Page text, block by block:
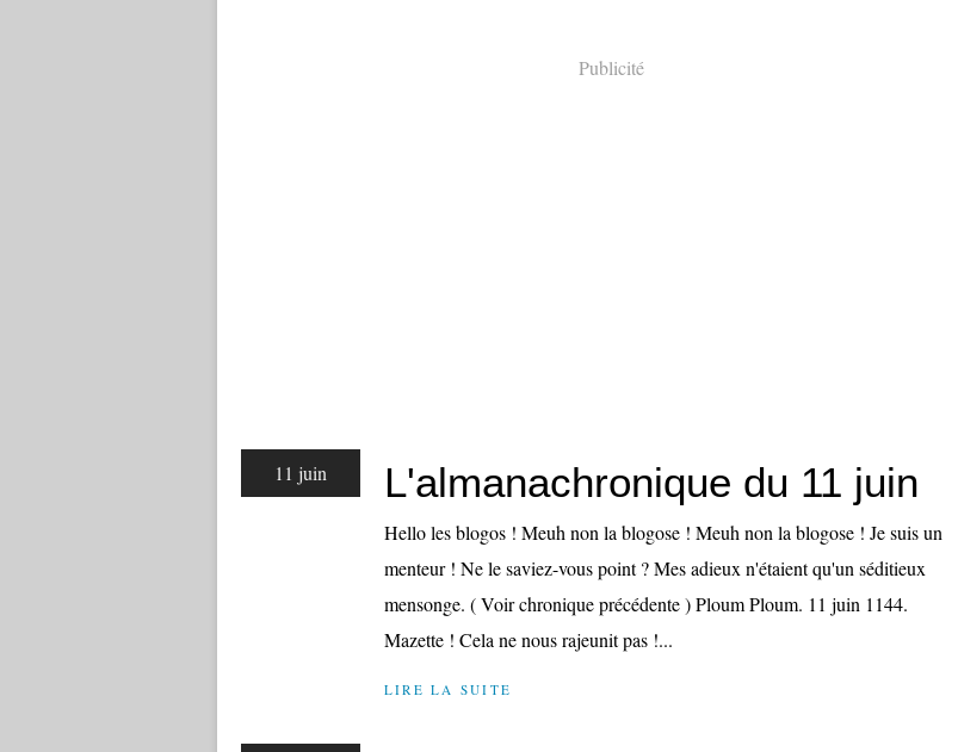
Publicité
11 juin L'almanachronique du 11 juin
Hello les blogos ! Meuh non la blogose ! Meuh non la blogose ! Je suis un
menteur ! Ne le saviez-vous point ? Mes adieux n'étaient qu'un séditieux
mensonge. ( Voir chronique précédente ) Ploum Ploum. 11 juin 1144.
Mazette ! Cela ne nous rajeunit pas !...
LIRE LA SUITE